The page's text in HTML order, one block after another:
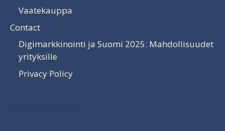
Vaatekauppa
Contact
Digimarkkinointi ja Suomi 2025: Mahdollisuudet
yrityksille
Privacy Policy